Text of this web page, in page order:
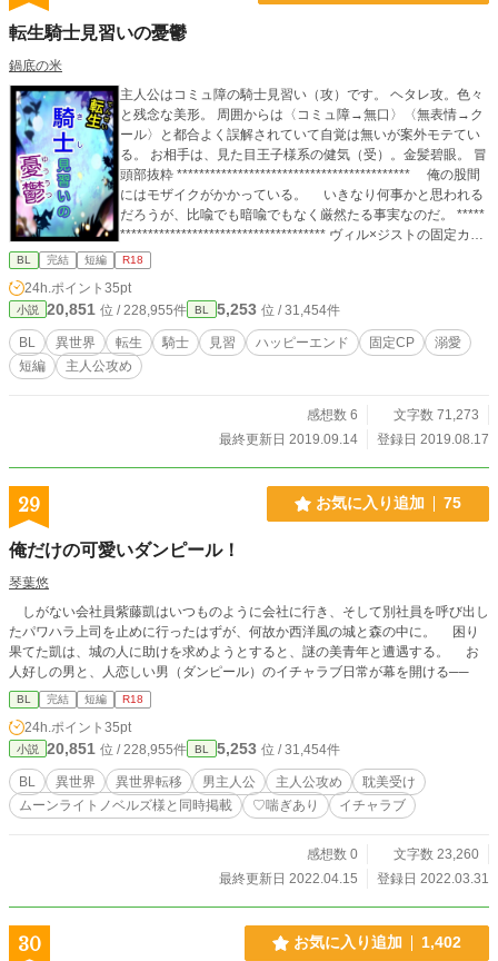
転生騎士見習いの憂鬱
鍋底の米
主人公はコミュ障の騎士見習い（攻）です。 ヘタレ攻。色々
と残念な美形。 周囲からは〈コミュ障→無口〉〈無表情→ク
ール〉と都合よく誤解されていて自覚は無いが案外モテてい
る。 お相手は、見た目王子様系の健気（受）。金髪碧眼。 冒
頭部抜粋 ****************************************** 俺の股間
にはモザイクがかかっている。 いきなり何事かと思われる
だろうが、比喩でも暗喩でもなく厳然たる事実なのだ。 *****
************************************* ヴィル×ジストの固定カッ
プル。 主人公より設定濃い目の友人が3話目から登場し、予
定より目立ちますが、あくまでも友人です。 冒頭抜粋文のよ
うなアホな設定の割にエロは後半にしかありません。王道純
愛ストーリーのつもりです（たぶん）。 R-18の回はタイトル
の後ろに※※のように※印を二つ並べて記載しますので苦手
な方は各々ご注意下さるようお願い致します。 ※ひとつは保
険です。R18というほどではないけどエロ要素少し有。考察
BL 完結 短編 R18
24h.ポイント 35pt
小説 20,851 位 / 228,955件 BL 5,253 位 / 31,454件
BL 異世界 転生 騎士 見習 ハッピーエンド 固定CP
溺愛
短編
主人公攻め
感想数 6
文字数 71,273
最終更新日 2019.09.14
登録日 2019.08.17
29 お気に入り追加 75
俺だけの可愛いダンピール！
琴葉悠
しがない会社員紫藤凱はいつものように会社に行き、そして別社員を呼び出し
たパワハラ上司を止めに行ったはずが、何故か西洋風の城と森の中に。 困り
果てた凱は、城の人に助けを求めようとすると、謎の美青年と遭遇する。 お
人好しの男と、人恋しい男（ダンピール）のイチャラブ日常が幕を開ける──
BL 完結 短編 R18
24h.ポイント 35pt
小説 20,851 位 / 228,955件 BL 5,253 位 / 31,454件
BL 異世界 異世界転移 男主人公 主人公攻め
耽美受け
ムーンライトノベルズ様と同時掲載
♡喘ぎあり イチャラブ
感想数 0
文字数 23,260
最終更新日 2022.04.15
登録日 2022.03.31
30 お気に入り追加 1,402